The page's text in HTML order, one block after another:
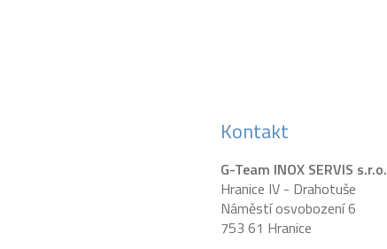
Kontakt
G-Team INOX SERVIS s.r.o.
Hranice IV - Drahotuše
Náměstí osvobození 6
753 61 Hranice